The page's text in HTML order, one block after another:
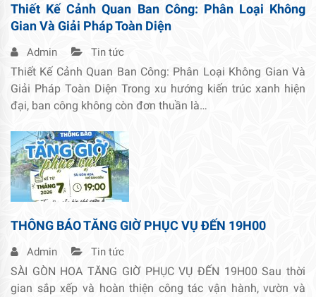
Thiết Kế Cảnh Quan Ban Công: Phân Loại Không
Gian Và Giải Pháp Toàn Diện
Admin Tin tức
Thiết Kế Cảnh Quan Ban Công: Phân Loại Không Gian Và
Giải Pháp Toàn Diện Trong xu hướng kiến trúc xanh hiện
đại, ban công không còn đơn thuần là…
THÔNG BÁO TĂNG GIỜ PHỤC VỤ ĐẾN 19H00
Admin Tin tức
SÀI GÒN HOA TĂNG GIỜ PHỤC VỤ ĐẾN 19H00 Sau thời
gian sắp xếp và hoàn thiện công tác vận hành, vườn và